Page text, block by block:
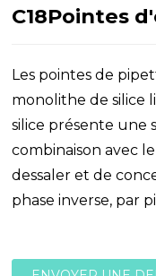
C18Pointes
Les pointes de
monolithe de silice
silice présente une
combinaison avec
dessaler et de
phase inverse, par